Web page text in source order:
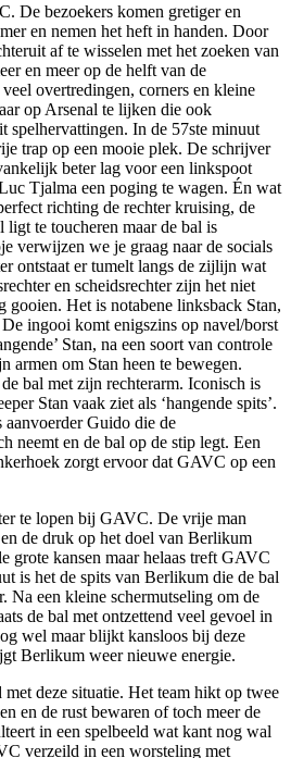
De bezoekers komen gretiger en
en nemen het heft in handen. Door
af te wisselen met het zoeken van
en meer op de helft van de
overtredingen, corners en kleine
op Arsenal te lijken die ook
In de 57ste minuut
trap op een mooie plek. De schrijver
beter lag voor een linkspoot
Tjalma een poging te wagen. Én wat
richting de rechter kruising, de
ligt te toucheren maar de bal is
verwijzen we je graag naar de socials
ontstaat er tumelt langs de zijlijn wat
en scheidsrechter zijn het niet
gooien. Het is notabene linksback Stan,
ingooi komt enigszins op navel/borst
Stan, na een soort van controle
armen om Stan heen te bewegen.
bal met zijn rechterarm. Iconisch is
Stan vaak ziet als ‘hangende spits’.
Guido die de
neemt en de bal op de stip legt. Een
zorgt ervoor dat GAVC op een
te lopen bij GAVC. De vrije man
de druk op het doel van Berlikum
grote kansen maar helaas treft GAVC
is het de spits van Berlikum die de bal
Na een kleine schermutseling om de
de bal met ontzettend veel gevoel in
wel maar blijkt kansloos bij deze
Berlikum weer nieuwe energie.
deze situatie. Het team hikt op twee
en de rust bewaren of toch meer de
in een spelbeeld wat kant nog wal
verzeild in een worsteling met